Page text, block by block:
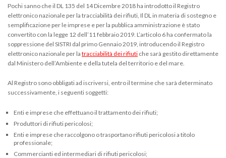
Pochi sanno che il DL 135 del 14 Dicembre 2018 ha introdotto il Registro
elettronico nazionale per la tracciabilità dei rifiuti, Il DL in materia di sostegno e
semplificazione per le imprese e per la pubblica amministrazione è stato
convertito con la legge 12 dell’11 febbraio 2019. L’articolo 6 ha confermato la
soppressione del SISTRI dal primo Gennaio 2019, introducendo il Registro
elettronico nazionale per la tracciabilità dei rifiuti che sarà gestito direttamente
dal Ministero dell’Ambiente e della tutela del territorio e del mare.
Al Registro sono obbligati ad iscriversi, entro il termine che sarà determinato
successivamente, i seguenti soggetti:
Enti e imprese che effettuano il trattamento dei rifiuti;
Produttori di rifiuti pericolosi;
Enti e imprese che raccolgono o trasportano rifiuti pericolosi a titolo
professionale;
Commercianti ed intermediari di rifiuti pericolosi;